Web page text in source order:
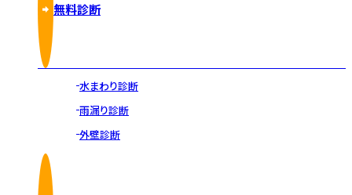
無料診断
水まわり診断
雨漏り診断
外壁診断